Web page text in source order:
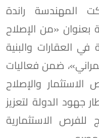
3/6/2026 شاركت المهندسة راندة
بعنوان «من الإصلاح
في العقارات والبنية
ضمن فعاليات
والإصلاح
جهود الدولة لتعزيز
للفرص الاستثمارية